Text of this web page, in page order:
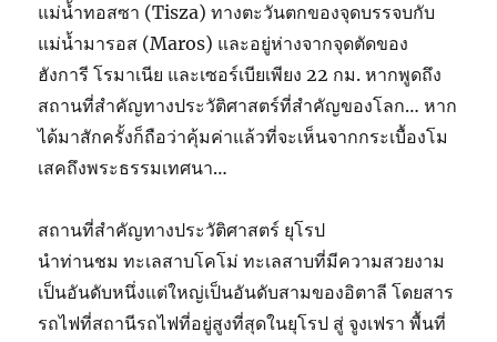
แม่น้ำทอสซา (Tisza) ทางตะวันตกของจุดบรรจบกับ
แม่น้ำมารอส (Maros) และอยู่ห่างจากจุดตัดของ
ฮังการี โรมาเนีย และเซอร์เบียเพียง 22 กม. หากพูดถึง
สถานที่สำคัญทางประวัติศาสตร์ที่สำคัญของโลก… หาก
ได้มาสักครั้งก็ถือว่าคุ้มค่าแล้วที่จะเห็นจากกระเบื้องโม
เสคถึงพระธรรมเทศนา…
สถานที่สําคัญทางประวัติศาสตร์ ยุโรป
นำท่านชม ทะเลสาบโคโม่ ทะเลสาบที่มีความสวยงาม
เป็นอันดับหนึ่งแต่ใหญ่เป็นอันดับสามของอิตาลี โดยสาร
รถไฟที่สถานีรถไฟที่อยู่สูงที่สุดในยุโรป สู่ จูงเฟรา พื้นที่